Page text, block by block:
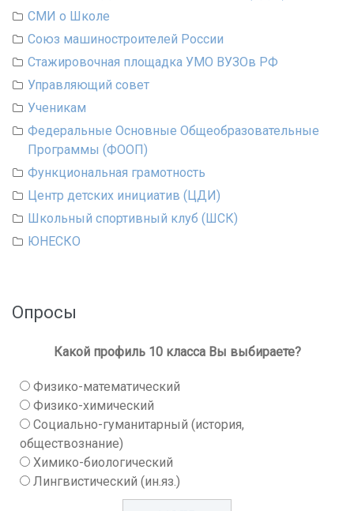
СМИ о Школе
Союз машиностроителей России
Стажировочная площадка УМО ВУЗОв РФ
Управляющий совет
Ученикам
Федеральные Основные Общеобразовательные
Программы (ФООП)
Функциональная грамотность
Центр детских инициатив (ЦДИ)
Школьный спортивный клуб (ШСК)
ЮНЕСКО
Опросы
Какой профиль 10 класса Вы выбираете?
Физико-математический
Физико-химический
Социально-гуманитарный (история,
обществознание)
Химико-биологический
Лингвистический (ин.яз.)